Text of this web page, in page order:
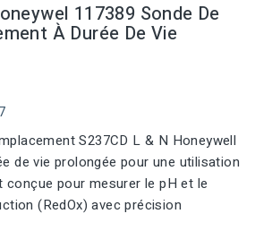
117389 Sonde De
À Durée De Vie
S237CD L & N Honeywell
de vie prolongée pour une utilisation
conçue pour mesurer le pH et le
(RedOx) avec précision